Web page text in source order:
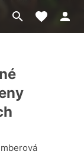
Přejít
na
Moje